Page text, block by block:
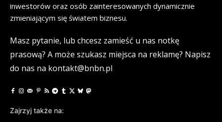
inwestorów oraz osób zainteresowanych dynamicznie
zmieniającym się światem biznesu.
Masz pytanie, lub chcesz zamieść u nas notkę
prasową? A może szukasz miejsca na reklamę? Napisz
do nas na kontakt@bnbn.pl
Zajrzyj także na: